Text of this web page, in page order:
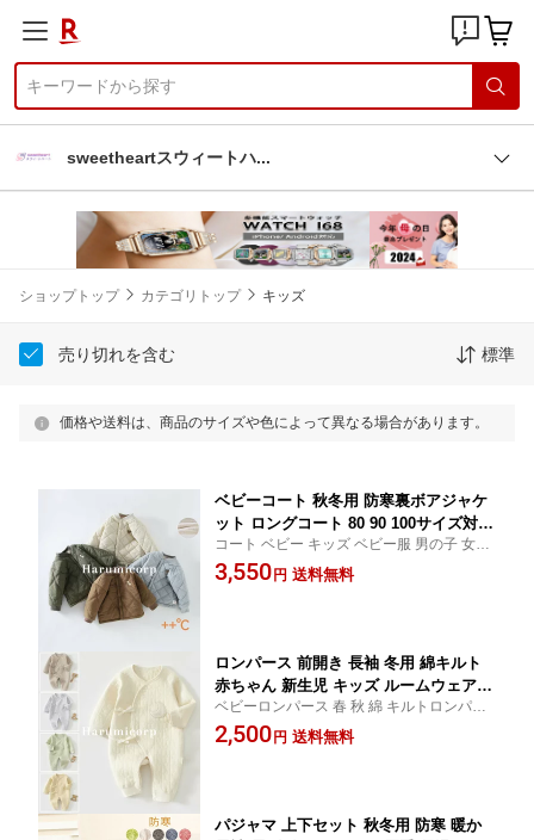
sweetheartスウィートハ
ショップトップ カテゴリトップ キッズ
売り切れを含む 標準
価格や送料は、商品のサイズや色によって異なる場合があります。
ベビーコート 秋冬用 防寒裏ボアジャケ
ット ロングコート 80 90 100サイズ対応
男女兼用 柔らか暖かい ベビー服 子供服
キッズアウター 外出用
コート ベビー キッズ ベビー服 男の子 女の
子 子供服 子ども アウター もこもこ ふわふ
わ ボア こども 上着 防寒 保育園 幼稚園 通
3,550 円 送料無料
ロンパース 前開き 長袖 冬用 綿キルト
赤ちゃん 新生児 キッズ ルームウェア
パジャマ 部屋着 防寒 あたたかい お昼
寝用 52cm 59cm 66cm 女の子 男の子
ベビーロンパース 春 秋 綿 キルトロンパー
ス harumicorp 綿100％ ベビー 服 新生児 パ
ジャマ カバーオール 綿 男女兼用 保育園 幼
2,500 円 送料無料
パジャマ 上下セット 秋冬用 防寒 暖か